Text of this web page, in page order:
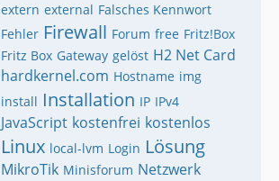
extern external Falsches Kennwort
Fehler Firewall Forum free Fritz!Box
Fritz Box Gateway gelöst H2 Net Card
hardkernel.com Hostname img
install Installation IP IPv4
JavaScript kostenfrei kostenlos
Linux local-lvm Login Lösung
MikroTik Minisforum Netzwerk